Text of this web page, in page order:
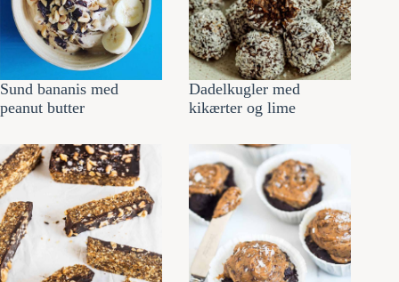
Sund bananis med
peanut butter
Dadelkugler med
kikærter og lime